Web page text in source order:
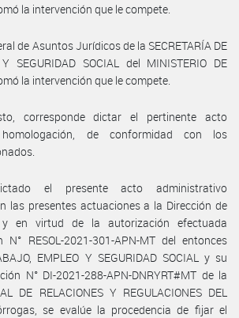
la intervención que le compete.
de Asuntos Jurídicos de la SECRETARÍA DE
SEGURIDAD SOCIAL del MINISTERIO DE
la intervención que le compete.
corresponde dictar el pertinente acto
de conformidad con los
el presente acto administrativo
las presentes actuaciones a la Dirección de
y en virtud de la autorización efectuada
N° RESOL-2021-301-APN-MT del entonces
EMPLEO Y SEGURIDAD SOCIAL y su
N° DI-2021-288-APN-DNRYRT#MT de la
DE RELACIONES Y REGULACIONES DEL
se evalúe la procedencia de fijar el